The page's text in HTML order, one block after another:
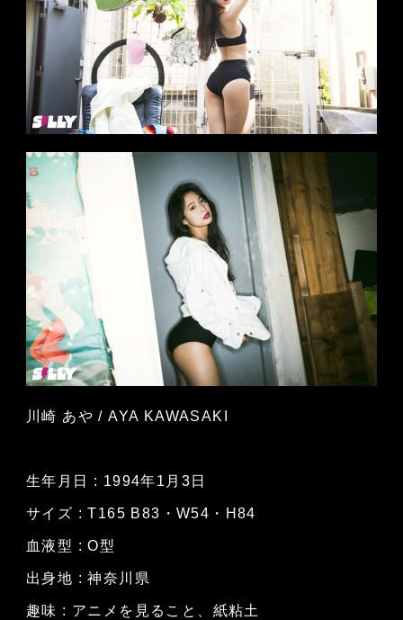
川崎 あや / AYA KAWASAKI
生年月日 : 1994年1月3日
サイズ : T165 B83・W54・H84
血液型 : O型
出身地 : 神奈川県
趣味 : アニメを見ること、紙粘土